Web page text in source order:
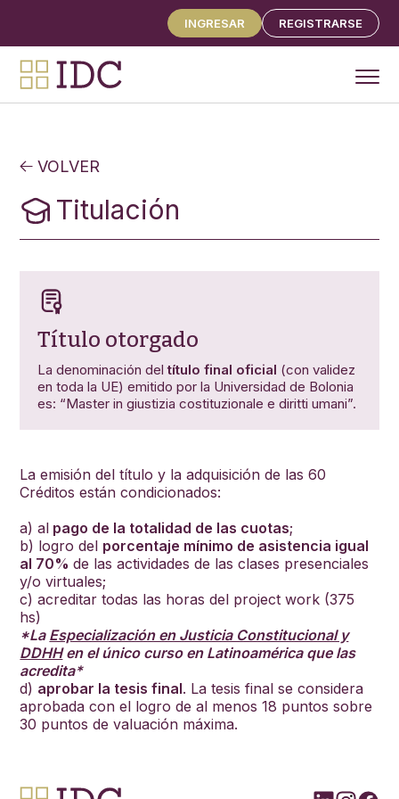
INGRESAR REGISTRARSE
ESPECIALIZACIÓN EN JUSTICIA CONSTITUCIONAL
MASTER EN JUSTICIA CONSTITUCIONAL Y DDHH
ALTOS ESTUDIOS POSDOCTORALES
EVENTOS Y CONGRESOS
CONTENIDOS DE LIBRE ACCESO
NOSOTROS
CONTACTO
VOLVER
Titulación
Título otorgado
La denominación deltítulo final oficial (con validez
en toda la UE) emitido por la Universidad de Bolonia
es: “Master in giustizia costituzionale e diritti umani”.
La emisión del título y la adquisición de las 60
Créditos están condicionados:
a) al pago de la totalidad de las cuotas;
b) logro del porcentaje mínimo de asistencia igual
al 70%de las actividades de las clases presenciales
y/o virtuales;
c) acreditar todas las horas del project work (375
hs)
*La Especialización en Justicia Constitucional y
DDHHen el único curso en Latinoamérica que las
acredita*
d) aprobar la tesis final. La tesis final se considera
aprobada con el logro de al menos 18 puntos sobre
30 puntos de valuación máxima.